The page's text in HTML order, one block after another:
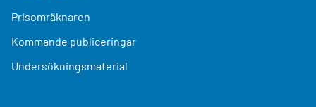
Prisomräknaren
Kommande publiceringar
Undersökningsmaterial